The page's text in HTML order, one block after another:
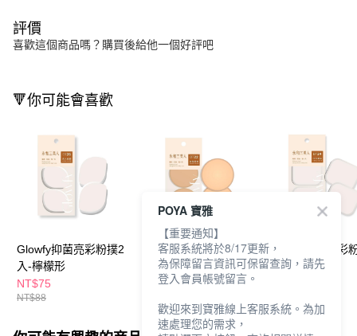
評價
喜歡這個商品嗎？購買後給他一個好評吧
🔻你可能會喜歡
Glowfy抑菌亮彩粉撲2
入-檸檬形
NT$75
NT$88
Glowfy抑菌亮彩粉撲2
入-柔軟圓形
NT$75
Glowfy抑菌亮彩
入-方形
POYA 寶雅
【重要通知】
客服系統將於8/17更新，
為保障留言資訊可保留查詢，請先
登入會員帳號留言。
歡迎來到寶雅線上客服系統。為加
速處理您的需求，